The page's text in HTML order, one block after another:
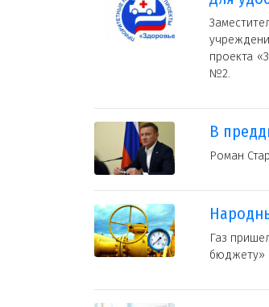
проекта
№2.
В
Роман
Газ
бюджету»